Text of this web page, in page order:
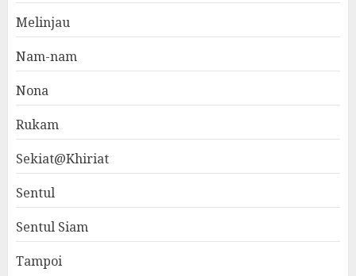
Melinjau
Nam-nam
Nona
Rukam
Sekiat@Khiriat
Sentul
Sentul Siam
Tampoi